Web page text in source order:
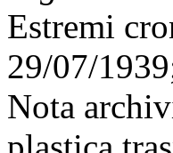
Estremi
29/07/
Nota